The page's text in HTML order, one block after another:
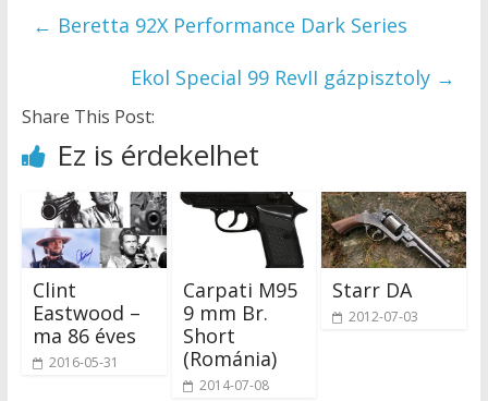
← Beretta 92X Performance Dark Series
Ekol Special 99 RevII gázpisztoly →
Share This Post:
Ez is érdekelhet
Clint
Eastwood –
ma 86 éves
2016-05-31
Carpati M95
9 mm Br.
Short
(Románia)
2014-07-08
Starr DA
2012-07-03